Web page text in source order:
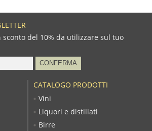
sconto del 10% da utilizzare sul tuo
CATALOGO PRODOTTI
Vini
Liquori e distillati
Birre